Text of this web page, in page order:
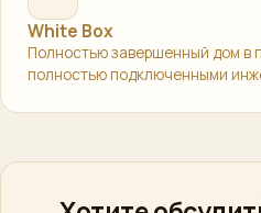
White Box
Полностью завершенный дом в
полностью подключенными